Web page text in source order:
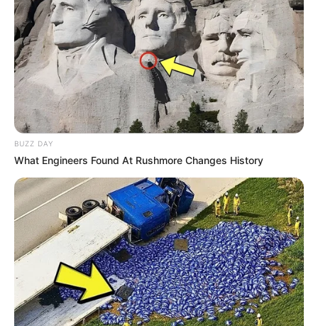
Bikin Ngakak, 10 Potret
Cosplay Murah Pakai Bahan
Seadanya
Anti Mainstream, 10 Cara
Membawa Barang Belanjaan
Versi Warga Thailand
BUZZ DAY
What Engineers Found At Rushmore Changes History